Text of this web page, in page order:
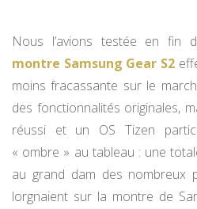
Nous l’avions testée en fin
montre Samsung Gear S2
moins fracassante sur le
des fonctionnalités originales,
réussi et un OS Tizen
« ombre » au tableau : une
au grand dam des nombreux
lorgnaient sur la montre de